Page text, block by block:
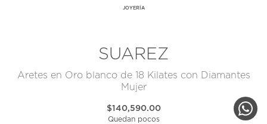
JOYERÍA
SUAREZ
Aretes en Oro blanco de 18 Kilates con Diamantes
Mujer
$140,590.00
Quedan pocos